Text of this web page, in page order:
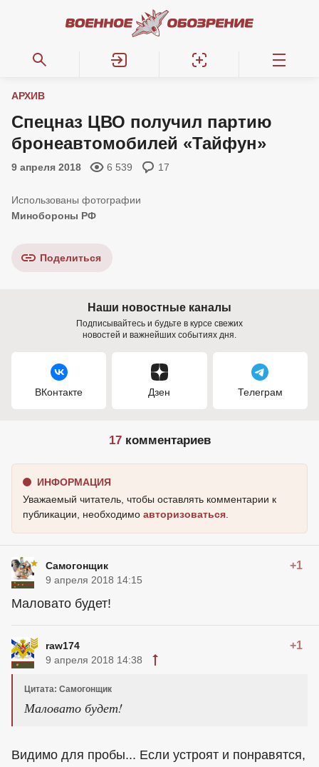
АРХИВ
Спецназ ЦВО получил партию
бронеавтомобилей «Тайфун»
9 апреля 2018 6 539 17
Минобороны РФ
Поделиться
Наши новостные каналы
Подписывайтесь и будьте в курсе свежих
новостей и важнейших событиях дня.
ВКонтакте Дзен Телеграм
17комментариев
ИНФОРМАЦИЯ
Уважаемый читатель, чтобы оставлять комментарии к
публикации, необходимо авторизоваться
Самогонщик +1
9 апреля 2018 14:15
Маловато будет!
raw174 +1
9 апреля 2018 14:38
Цитата: Самогонщик
Маловато будет!
Видимо для пробы... Если устроят и понравятся,